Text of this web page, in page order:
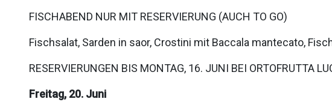
FISCHABEND NUR MIT RESERVIERUNG (AUCH TO GO)
Fischsalat, Sarden in saor, Crostini mit Baccala mantecato,
RESERVIERUNGEN BIS MONTAG, 16. JUNI BEI ORTOFRUTTA
Freitag, 20. Juni